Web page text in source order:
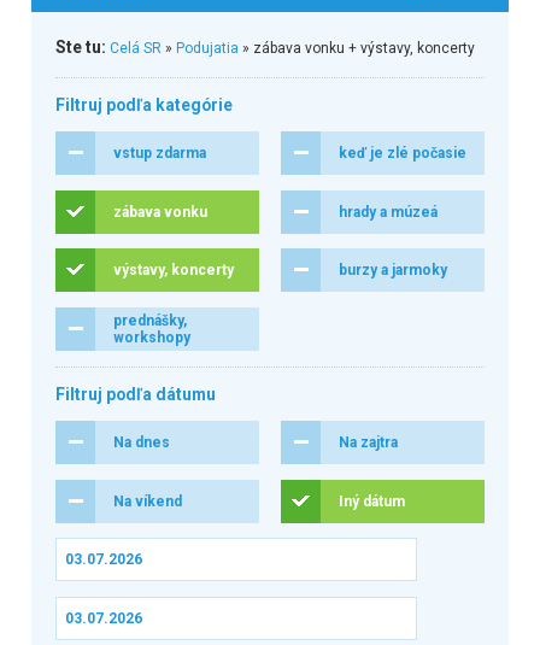
Ste tu: Celá SR» Podujatia » zábava vonku + výstavy, koncerty
Filtruj podľa kategórie
vstup zdarma keď je zlé počasie
zábava vonku hrady a múzeá
výstavy, koncerty burzy a jarmoky
prednášky,
workshopy
Filtruj podľa dátumu
Na dnes Na zajtra
Na víkend Iný dátum